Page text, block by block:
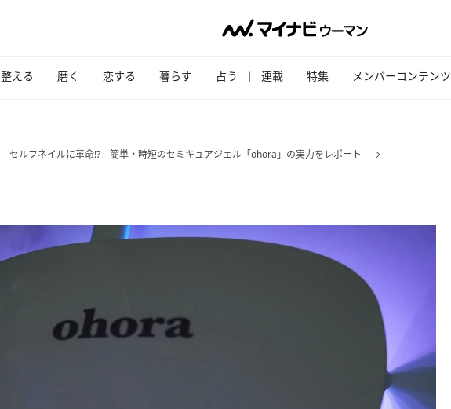
整える 磨く 恋する 暮らす 占う 連載 特集 メンバーコンテンツ
セルフネイルに革命!? 簡単・時短のセミキュアジェル「ohora」の実力をレポート